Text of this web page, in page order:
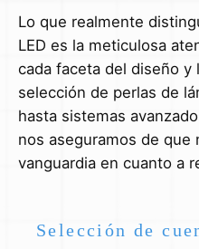
Lo que realmente
LED es la meticulosa
cada faceta del diseño y
selección de perlas de
hasta sistemas
nos aseguramos de que
vanguardia en cuanto a
Selección de